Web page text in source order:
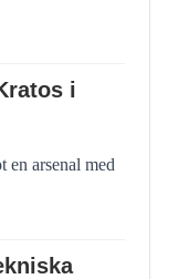
i
en arsenal med